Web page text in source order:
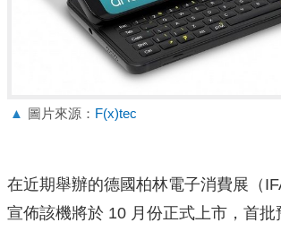
▲ 圖片來源： F(x)tec
在近期舉辦的德國柏林電子消費展（
宣佈該機將於 10 月份正式上市，首批